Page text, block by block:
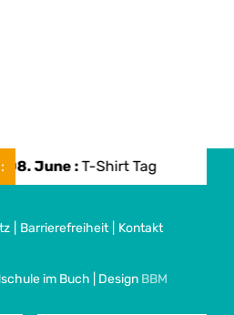
June :T-Shirt Tag
Barrierefreiheit Kontakt
im Buch | Design BBM